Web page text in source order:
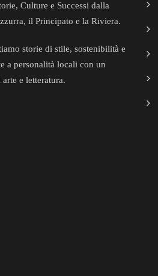
Culture e Successi dalla
il Principato e la Riviera.
storie di stile, sostenibilità e
a personalità locali con un
e letteratura.